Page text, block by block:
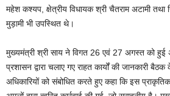
महेश कश्यप, क्षेत्रीय विधायक श्री चैतराम अटामी तथा
मुड़ामी भी उपस्थित थे।
मुख्यमंत्री श्री साय ने विगत 26 एवं 27 अगस्त को हुई
प्रशासन द्वारा चलाए गए राहत कार्यों की जानकारी
अधिकारियों को संबोधित करते हुए कहा कि इस